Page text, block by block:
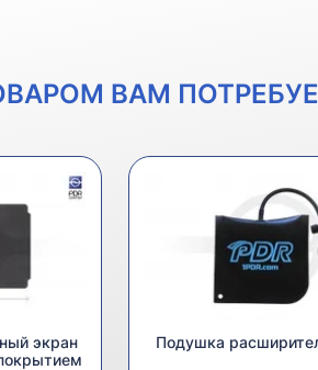
ВАМ
экран
Подушка